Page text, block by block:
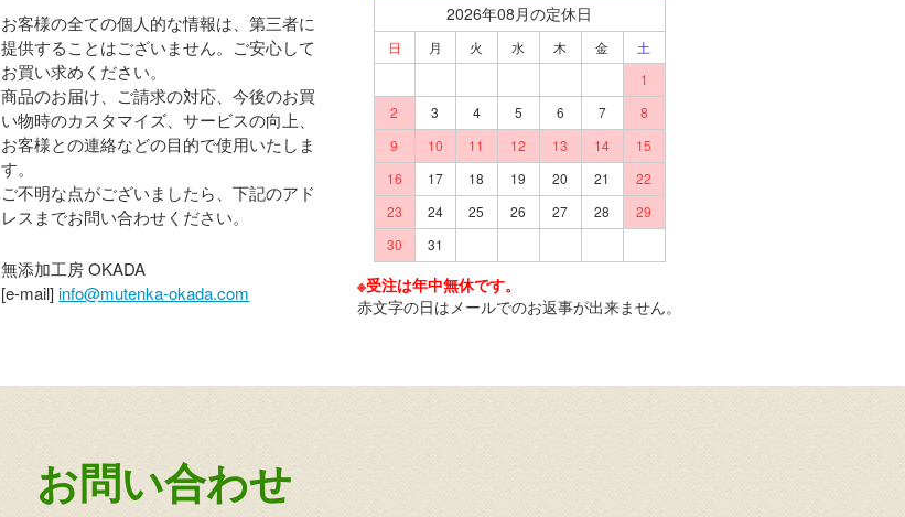
お客様の全ての個人的な情報は、第三者に
提供することはございません。ご安心して
お買い求めください。
商品のお届け、ご請求の対応、今後のお買
い物時のカスタマイズ、サービスの向上、
お客様との連絡などの目的で使用いたしま
す。
ご不明な点がございましたら、下記のアド
レスまでお問い合わせください。
無添加工房 OKADA
[e-mail]info@mutenka-okada.com
2026年08月の定休日
日 月 火 水 木 金
土
1
2
3 4 5 6 7
8
9
10 11 12 13 14
15
16
17 18 19 20 21
22
23
24 25 26 27 28
29
30
31
※受注は年中無休です。
赤文字の日はメールでのお返事が出来ません。
お問い合わせ